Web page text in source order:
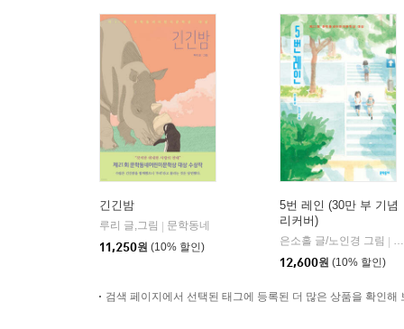
긴긴밤
루리 글,그림
문학동네
11,250원 (10% 할인)
5번 레인 (30만 부 기념
리커버)
은소홀 글/노인경 그림
12,600원 (10% 할인)
검색 페이지에서 선택된 태그에 등록된 더 많은 상품을 확인해